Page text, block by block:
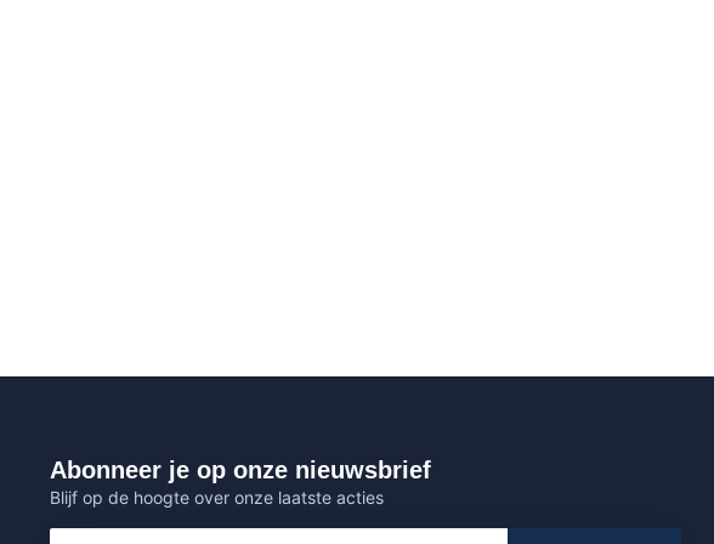
Abonneer je op onze nieuwsbrief
Blijf op de hoogte over onze laatste acties